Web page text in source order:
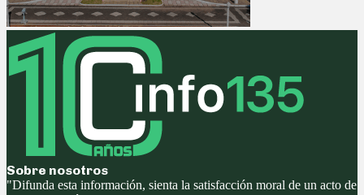
Sobre nosotros
"Difunda esta información, sienta la satisfacción moral de un acto de